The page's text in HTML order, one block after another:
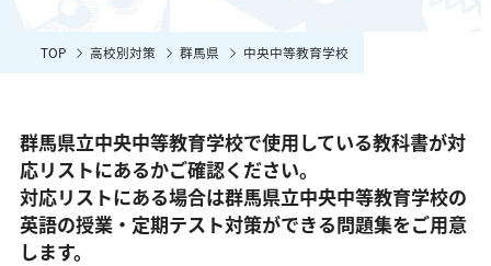
TOP 高校別対策 群馬県 中央中等教育学校
群馬県立中央中等教育学校で使用している教科書が対
応リストにあるかご確認ください。
対応リストにある場合は群馬県立中央中等教育学校の
英語の授業・定期テスト対策ができる問題集をご用意
します。